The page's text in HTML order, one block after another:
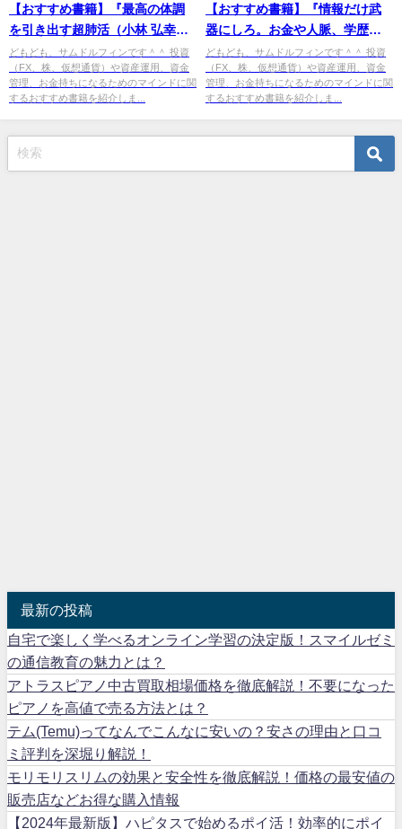
【おすすめ書籍】『最高の体調
を引き出す超肺活（小林 弘幸
[著], 末武 信宏[監修]）』の紹介
どもども、サムドルフィンです＾＾ 投資
（FX、株、仮想通貨）や資産運用、資金
管理、お金持ちになるためのマインドに関
するおすすめ書籍を紹介しま...
【おすすめ書籍】『情報だけ武
器にしろ。お金や人脈、学歴は
いらない！（堀江 貴文 [著]）』
の紹介
どもども、サムドルフィンです＾＾ 投資
（FX、株、仮想通貨）や資産運用、資金
管理、お金持ちになるためのマインドに関
するおすすめ書籍を紹介しま...
最新の投稿
自宅で楽しく学べるオンライン学習の決定版！スマイルゼミ
の通信教育の魅力とは？
アトラスピアノ中古買取相場価格を徹底解説！不要になった
ピアノを高値で売る方法とは？
テム(Temu)ってなんでこんなに安いの？安さの理由と口コ
ミ評判を深堀り解説！
モリモリスリムの効果と安全性を徹底解説！価格の最安値の
販売店などお得な購入情報
【2024年最新版】ハピタスで始めるポイ活！効率的にポイ